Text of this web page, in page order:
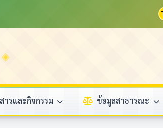
ารและกิจกรรม ข้อมูลสาธารณะ